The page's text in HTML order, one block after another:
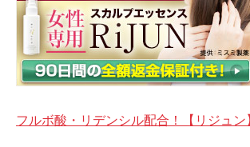
フルボ酸・リデンシル配合！【リジュン】